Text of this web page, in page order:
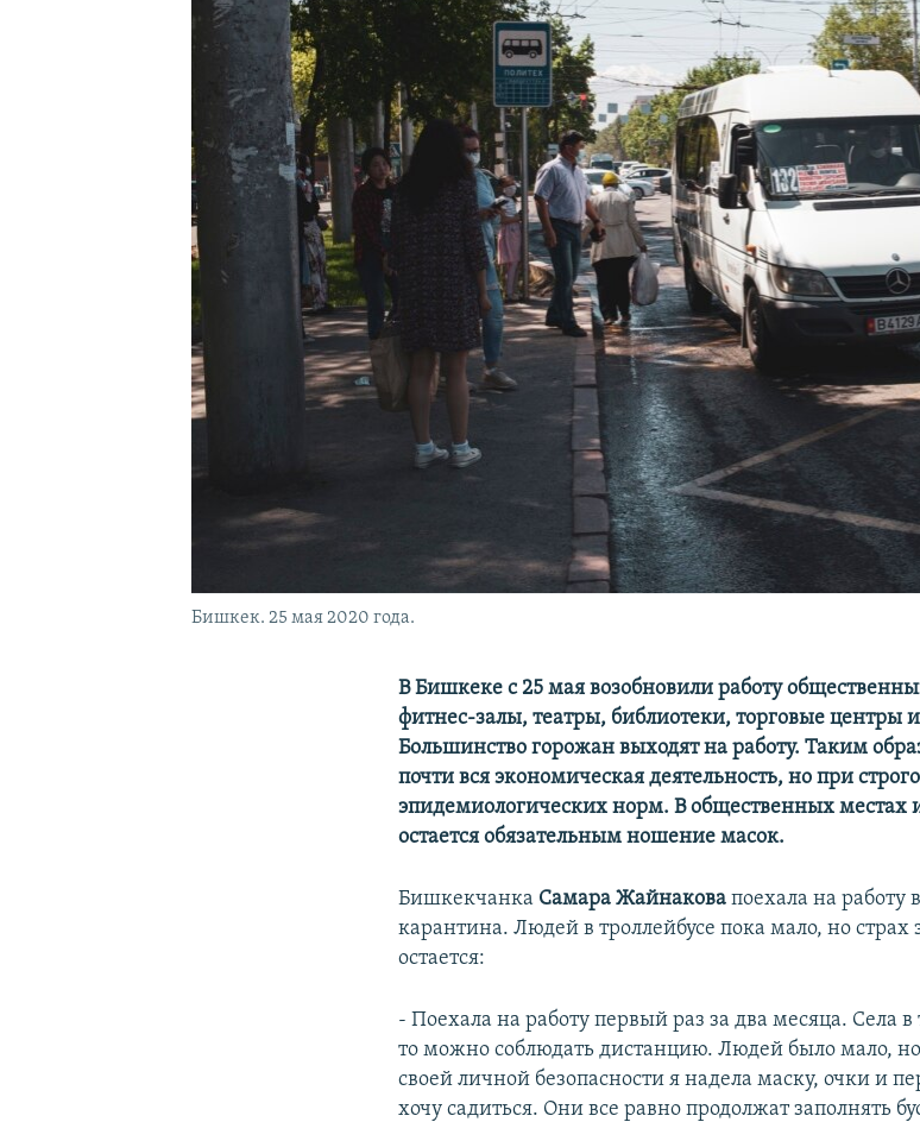
Бишкек. 25 мая 2020 года.
В Бишкеке с 25 мая возобновили работу
фитнес-залы, театры, библиотеки, торговые центры
Большинство горожан выходят на работу. Таким
почти вся экономическая деятельность, но при
эпидемиологических норм. В общественных местах
остается обязательным ношение масок.
Бишкекчанка Самара Жайнакова поехала на работу
карантина. Людей в троллейбусе пока мало, но страх
остается:
- Поехала на работу первый раз за два месяца. Села
то можно соблюдать дистанцию. Людей было мало,
своей личной безопасности я надела маску, очки и
хочу садиться. Они все равно продолжат заполнять